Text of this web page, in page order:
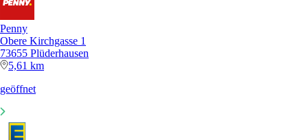
Penny
Obere Kirchgasse 1
73655 Plüderhausen
5,61 km
geöffnet